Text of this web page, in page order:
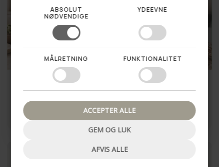
Bakke i Naturflet - 2 etager
225,00 kr
Brødbakke medium -
Vil du vinde en hemmelig
rabat til dit første køb?
Nej tak, luk pop up
ABSOLUT
NØDVENDIGE
YDEEVNE
MÅLRETNING FUNKTIONALITET
GEM OG LUK
ACCEPTER ALLE
AFVIS ALLE